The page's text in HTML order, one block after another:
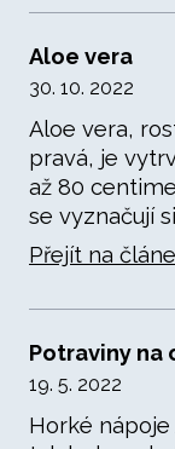
Aloe vera
30. 10. 2022
Aloe vera,
pravá, je
až 80
se vyznačují
Přejít na
Potraviny na
19. 5. 2022
Horké